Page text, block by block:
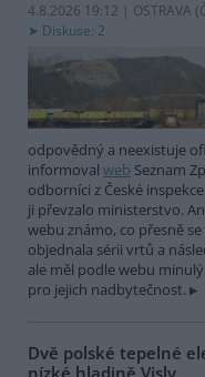
4.8.2026 19:12 | OSTRAVA (
Diskuse: 2
odpovědný a neexistuje
informoval web Seznam
odborníci z České
ji převzalo ministerstvo.
webu známo, co přesně
objednala sérii vrtů a
ale měl podle webu
pro jejich nadbytečnost.
Dvě polské tepelné